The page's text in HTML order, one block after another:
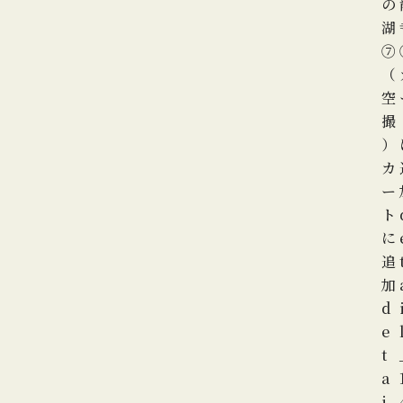
の
湖
⑦
（
空
撮
）
カ
ー
ト
に
追
加
d
e
t
a